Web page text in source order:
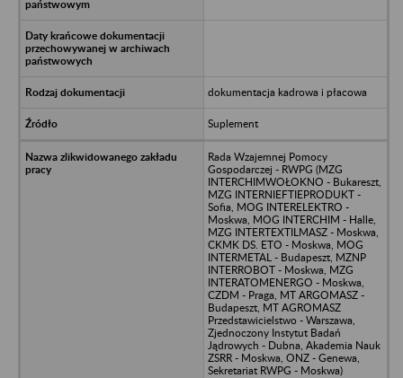
dokumentacja kadrowa i płacowa
Suplement
Rada Wzajemnej Pomocy
Gospodarczej - RWPG (MZG
INTERCHIMWOŁOKNO - Bukareszt,
MZG INTERNIEFTIEPRODUKT -
Sofia, MOG INTERELEKTRO -
Moskwa, MOG INTERCHIM - Halle,
MZG INTERTEXTILMASZ - Moskwa,
CKMK DS. ETO - Moskwa, MOG
INTERMETAL - Budapeszt, MZNP
INTERROBOT - Moskwa, MZG
INTERATOMENERGO - Moskwa,
CZDM - Praga, MT ARGOMASZ -
Budapeszt, MT AGROMASZ
Przedstawicielstwo - Warszawa,
Zjednoczony Instytut Badań
Jądrowych - Dubna, Akademia Nauk
ZSRR - Moskwa, ONZ - Genewa,
Sekretariat RWPG - Moskwa)